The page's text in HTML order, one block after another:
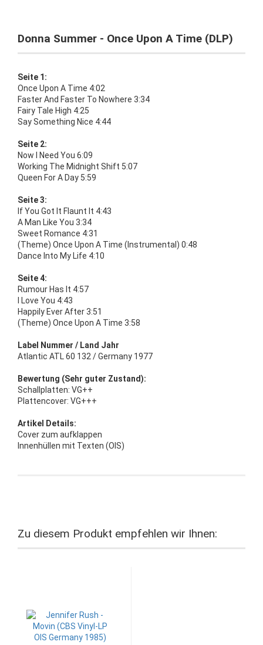
Donna Summer - Once Upon A Time (DLP)
Seite 1:
Once Upon A Time 4:02
Faster And Faster To Nowhere 3:34
Fairy Tale High 4:25
Say Something Nice 4:44
Seite 2:
Now I Need You 6:09
Working The Midnight Shift 5:07
Queen For A Day 5:59
Seite 3:
If You Got It Flaunt It 4:43
A Man Like You 3:34
Sweet Romance 4:31
(Theme) Once Upon A Time (Instrumental) 0:48
Dance Into My Life 4:10
Seite 4:
Rumour Has It 4:57
I Love You 4:43
Happily Ever After 3:51
(Theme) Once Upon A Time 3:58
Label Nummer / Land Jahr
Atlantic ATL 60 132 / Germany 1977
Bewertung (Sehr guter Zustand):
Schallplatten: VG++
Plattencover: VG+++
Artikel Details:
Cover zum aufklappen
Innenhüllen mit Texten (OIS)
Zu diesem Produkt empfehlen wir Ihnen: